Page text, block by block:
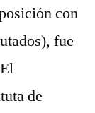
con
fue
de